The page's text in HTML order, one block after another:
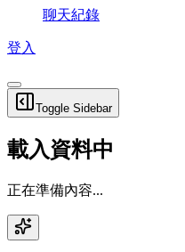
聊天紀錄
登入
Toggle Sidebar
載入資料中
正在準備內容...